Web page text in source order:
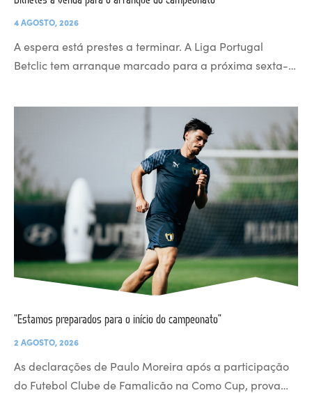
4 AGOSTO, 2026
A espera está prestes a terminar. A Liga Portugal
Betclic tem arranque marcado para a próxima sexta-…
“Estamos preparados para o início do campeonato”
2 AGOSTO, 2026
As declarações de Paulo Moreira após a participação
do Futebol Clube de Famalicão na Como Cup, prova…